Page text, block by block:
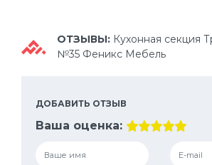
ОТЗЫВЫ: Кухонная секция
№35 Феникс Мебель
ДОБАВИТЬ ОТЗЫВ
Ваша оценка: